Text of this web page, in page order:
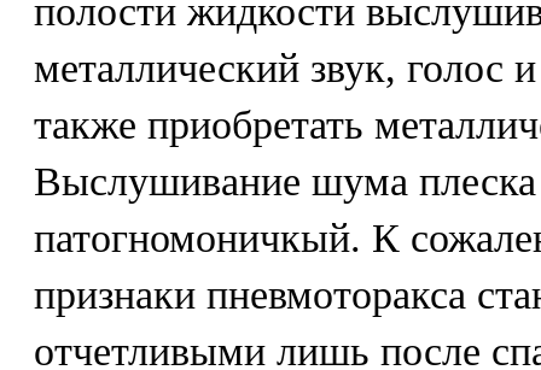
полости жидкости
металлический звук, голос
также приобретать
Выслушивание шума
патогномоничкый. К
признаки пневмоторакса
отчетливыми лишь после